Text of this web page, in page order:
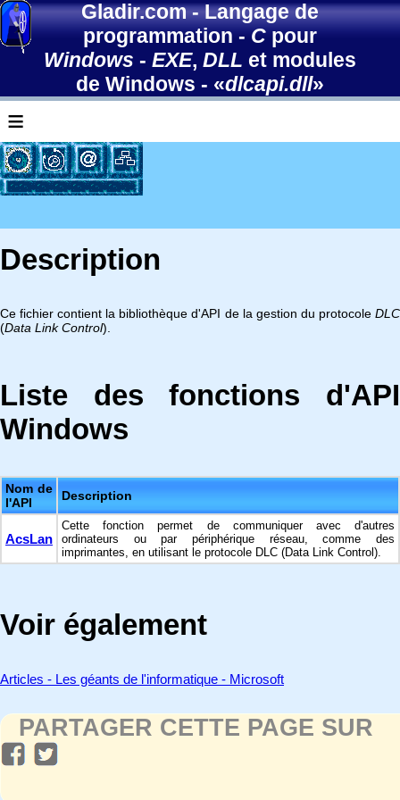
Gladir.com-Langage de
programmation-Cpour
Windows - EXE, DLL et modules
de Windows - «dlcapi.dll»
≡
Description
Ce fichier contient la bibliothèque d'API de la gestion du protocole DLC
(Data Link Control).
Liste des fonctions d'API
Windows
Nom de
l'API
Description
AcsLan
Cette fonction permet de communiquer avec d'autres
ordinateurs ou par périphérique réseau, comme des
imprimantes, en utilisant le protocole DLC (Data Link Control).
Voir également
Articles - Les géants de l'informatique - Microsoft
PARTAGER CETTE PAGE SUR